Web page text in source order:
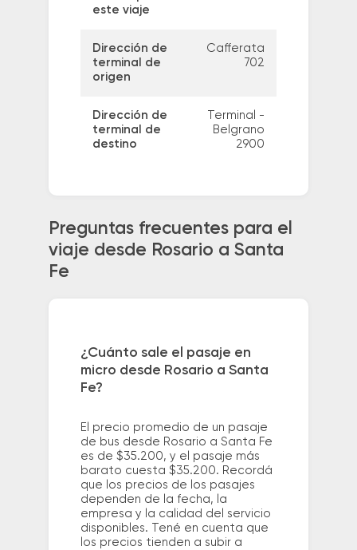
este viaje
Dirección de
terminal de
origen
Cafferata
702
Dirección de
terminal de
destino
Terminal -
Belgrano
2900
Preguntas frecuentes para el
viaje desde Rosario a Santa
Fe
¿Cuánto sale el pasaje en
micro desde Rosario a Santa
Fe?
El precio promedio de un pasaje
de bus desde Rosario a Santa Fe
es de $35.200, y el pasaje más
barato cuesta $35.200. Recordá
que los precios de los pasajes
dependen de la fecha, la
empresa y la calidad del servicio
disponibles. Tené en cuenta que
los precios tienden a subir a